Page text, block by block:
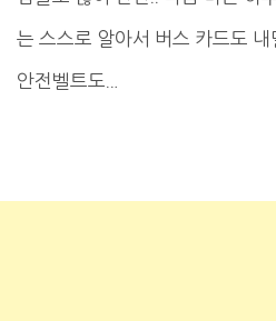
는 스스로 알아서 버스 카드도
안전벨트도…